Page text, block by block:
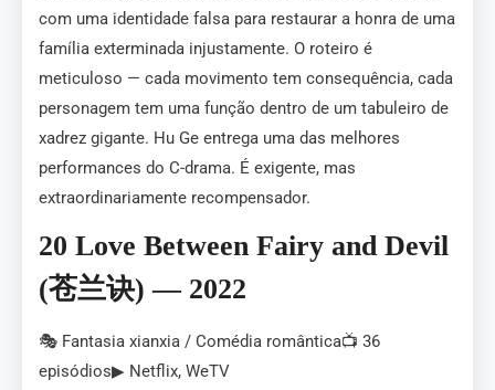
com uma identidade falsa para restaurar a honra de uma
família exterminada injustamente. O roteiro é
meticuloso — cada movimento tem consequência, cada
personagem tem uma função dentro de um tabuleiro de
xadrez gigante. Hu Ge entrega uma das melhores
performances do C-drama. É exigente, mas
extraordinariamente recompensador.
20 Love Between Fairy and Devil
(苍兰诀) — 2022
🎭 Fantasia xianxia / Comédia romântica📺 36
episódios▶ Netflix, WeTV